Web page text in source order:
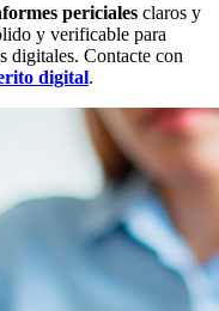
periciales claros y
y verificable para
digitales. Contacte con
digital.